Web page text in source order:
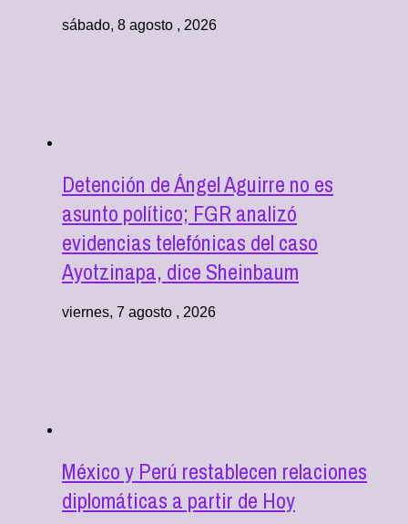
sábado, 8 agosto , 2026
Detención de Ángel Aguirre no es
asunto político; FGR analizó
evidencias telefónicas del caso
Ayotzinapa, dice Sheinbaum
viernes, 7 agosto , 2026
México y Perú restablecen relaciones
diplomáticas a partir de Hoy